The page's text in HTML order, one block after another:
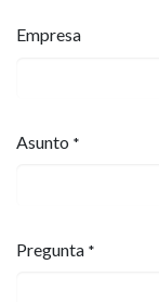
Empresa
Asunto *
Pregunta *